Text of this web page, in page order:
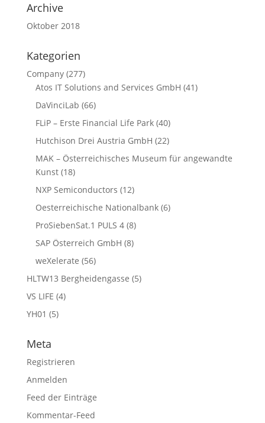
Archive
Oktober 2018
Kategorien
Company(277)
Atos IT Solutions and Services GmbH (41)
DaVinciLab (66)
FLiP – Erste Financial Life Park(40)
Hutchison Drei Austria GmbH (22)
MAK – Österreichisches Museum für angewandte
Kunst(18)
NXP Semiconductors (12)
Oesterreichische Nationalbank(6)
ProSiebenSat.1 PULS 4(8)
SAP Österreich GmbH (8)
weXelerate (56)
HLTW13 Bergheidengasse (5)
VS LIFE (4)
YH01 (5)
Meta
Registrieren
Anmelden
Feed der Einträge
Kommentar-Feed